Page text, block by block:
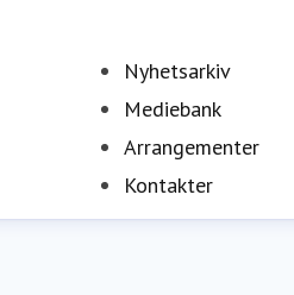
Nyhetsarkiv
Mediebank
Arrangementer
Kontakter